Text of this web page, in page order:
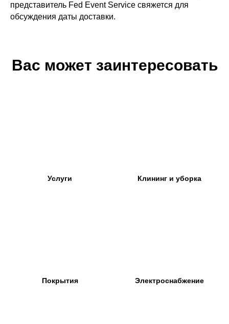
представитель Fed Event Service свяжется для
обсуждения даты доставки.
Вас может заинтересовать
Услуги Клининг и уборка
Покрытия Электроснабжение